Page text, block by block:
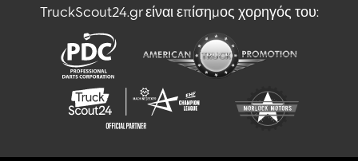
TruckScout24.gr είναι επίσημος χορηγός του: